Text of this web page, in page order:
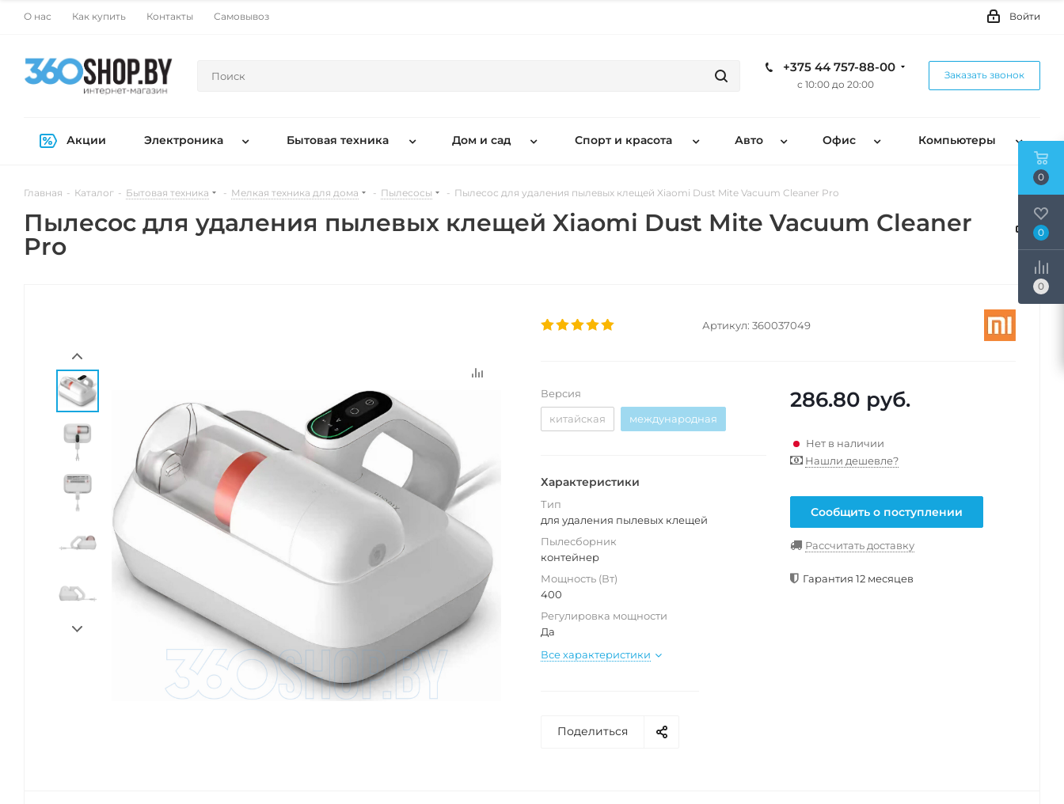
О нас Как купить Контакты Самовывоз Войти
+375 44 757-88-00
с 10:00 до 20:00
Заказать звонок
Акции Электроника Бытовая техника Дом и сад Спорт и красота Авто Офис Компьютеры
Главная - Каталог - Бытовая техника - Мелкая техника для дома - Пылесосы - Пылесос для удаления пылевых клещей Xiaomi Dust Mite Vacuum Cleaner Pro
Пылесос для удаления пылевых клещей Xiaomi Dust Mite Vacuum Cleaner
Pro
Артикул: 360037049
Версия
китайская
международная
Характеристики
Тип
для удаления пылевых клещей
Пылесборник
контейнер
Мощность (Вт)
400
Регулировка мощности
Да
Все характеристики
286.80 руб.
Нет в наличии
Нашли дешевле?
Сообщить о поступлении
Рассчитать доставку
Гарантия 12 месяцев
Поделиться
0
0
0